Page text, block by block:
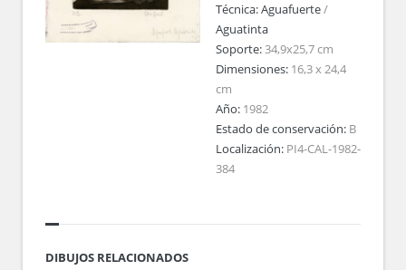
Técnica:Aguafuerte/
Aguatinta
Soporte:34,9x25,7 cm
Dimensiones: 16,3 x 24,4
cm
Año: 1982
Estado de conservación: B
Localización: PI4-CAL-1982-
384
DIBUJOS RELACIONADOS